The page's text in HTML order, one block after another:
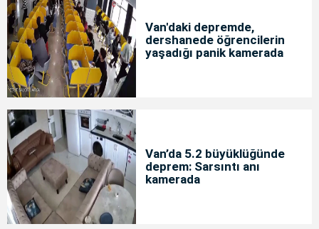
Van'daki depremde,
dershanede öğrencilerin
yaşadığı panik kamerada
Van’da 5.2 büyüklüğünde
deprem: Sarsıntı anı
kamerada